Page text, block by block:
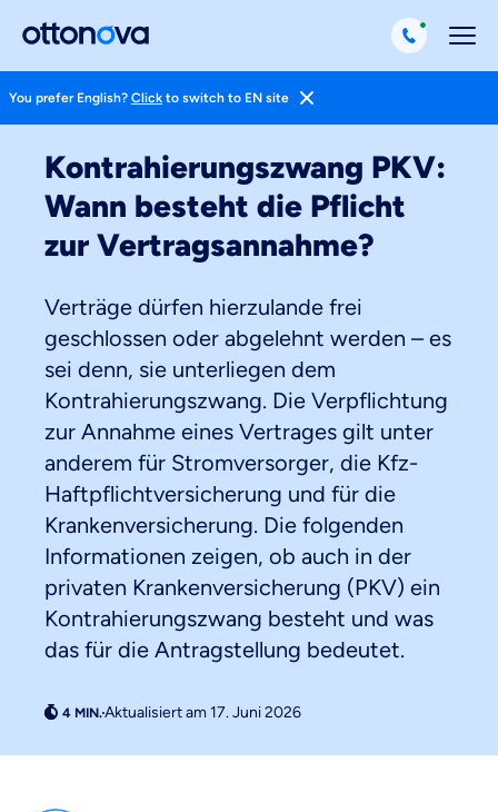
You prefer English? Click to switch to EN site
Kontrahierungszwang PKV:
Wann besteht die Pflicht
zur Vertragsannahme?
Verträge dürfen hierzulande frei
geschlossen oder abgelehnt werden – es
sei denn, sie unterliegen dem
Kontrahierungszwang. Die Verpflichtung
zur Annahme eines Vertrages gilt unter
anderem für Stromversorger, die Kfz-
Haftpflichtversicherung und für die
Krankenversicherung. Die folgenden
Informationen zeigen, ob auch in der
privaten Krankenversicherung (PKV) ein
Kontrahierungszwang besteht und was
das für die Antragstellung bedeutet.
Aktualisiert am 17. Juni 2026